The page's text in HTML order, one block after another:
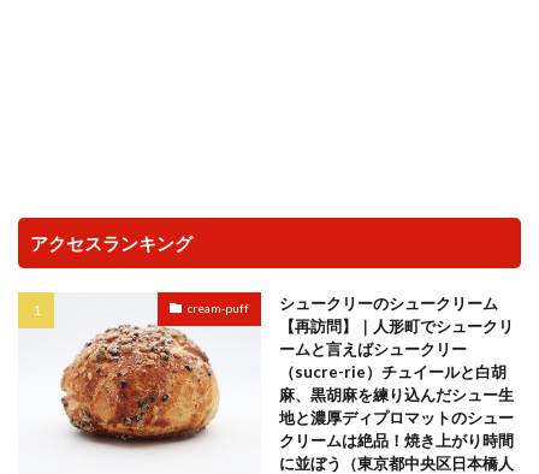
アクセスランキング
cream-puff
シュークリーのシュークリーム
【再訪問】｜人形町でシュークリ
ームと言えばシュークリー
（sucre-rie）チュイールと白胡
麻、黒胡麻を練り込んだシュー生
地と濃厚ディプロマットのシュー
クリームは絶品！焼き上がり時間
に並ぼう（東京都中央区日本橋人